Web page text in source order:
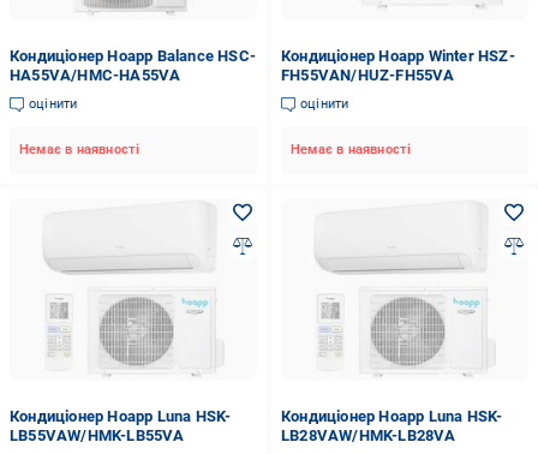
Кондиціонер Hoapp Balance HSC-
HA55VA/HMC-HA55VA
оцінити
Немає в наявності
Кондиціонер Hoapp Winter HSZ-
FH55VAN/HUZ-FH55VA
оцінити
Немає в наявності
Кондиціонер Hoapp Luna HSK-
LB55VAW/HMK-LB55VA
Кондиціонер Hoapp Luna HSK-
LB28VAW/HMK-LB28VA